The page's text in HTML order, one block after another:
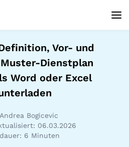
Vor- und
Dienstplan
Word oder Excel
Bogicevic
06.03.2026
6 Minuten